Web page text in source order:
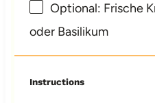
Optional: Frische
oder Basilikum
Instructions